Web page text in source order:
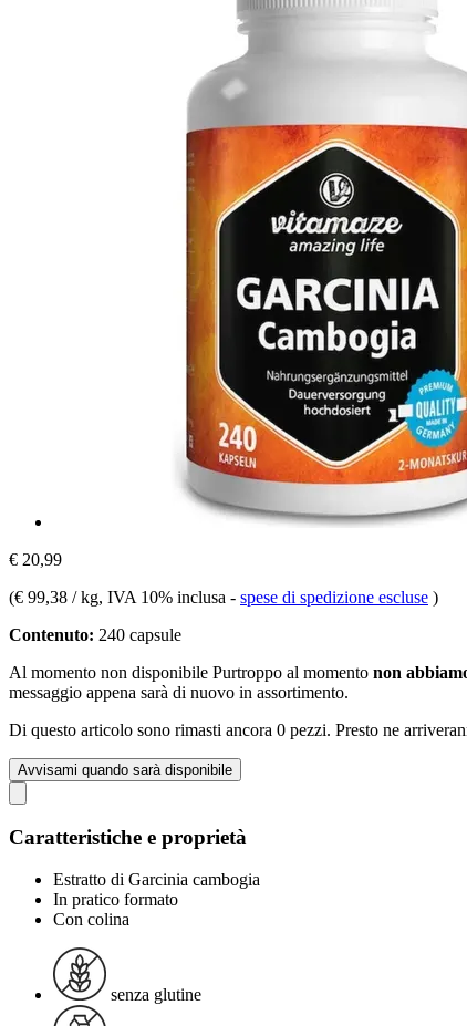
€ 20,99
(€ 99,38 / kg, IVA 10% inclusa - spese di spedizione escluse )
Contenuto: 240 capsule
Al momento non disponibile Purtroppo al momento non
messaggio appena sarà di nuovo in assortimento.
Di questo articolo sono rimasti ancora 0 pezzi. Presto ne
Avvisami quando sarà disponibile
Caratteristiche e proprietà
Estratto di Garcinia cambogia
In pratico formato
Con colina
senza glutine